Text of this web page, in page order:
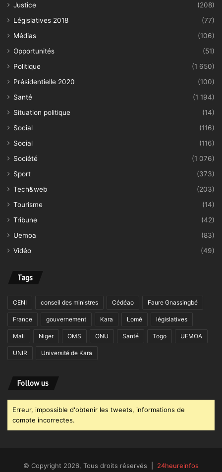
Justice
(208)
Législatives 2018
(77)
Médias
(106)
Opportunités
(51)
Politique
(1 650)
Présidentielle 2020
(100)
Santé
(1 194)
Situation politique
(14)
Social
(116)
Social
(116)
Société
(1 076)
Sport
(373)
Tech&web
(203)
Tourisme
(14)
Tribune
(42)
Uemoa
(83)
Vidéo
(49)
Tags
CENI conseil des ministres Cédéao Faure Gnassingbé
France gouvernement Kara Lomé législatives
Mali Niger OMS ONU Santé Togo UEMOA
UNIR Université de Kara
Follow us
Erreur, impossible d'obtenir les tweets, informations de
compte incorrectes.
© Copyright 2026, Tous droits réservés | 24heureinfos